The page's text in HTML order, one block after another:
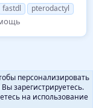
fastdl
pterodactyl
персонализировать
зарегистрируетесь.
на использование